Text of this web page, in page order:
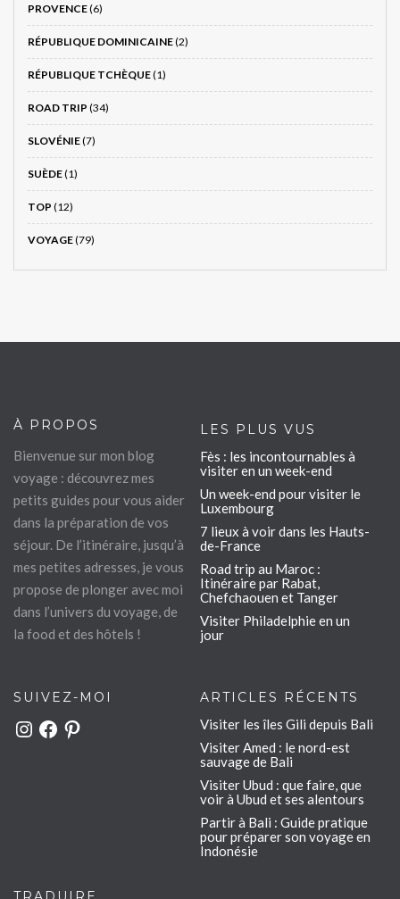
PROVENCE(6)
RÉPUBLIQUE DOMINICAINE(2)
RÉPUBLIQUE TCHÈQUE(1)
ROAD TRIP (34)
SLOVÉNIE(7)
SUÈDE(1)
TOP (12)
VOYAGE(79)
À PROPOS
Bienvenue sur mon blog
voyage : découvrez mes
petits guides pour vous aider
dans la préparation de vos
séjour. De l’itinéraire, jusqu’à
mes petites adresses, je vous
propose de plonger avec moi
dans l’univers du voyage, de
la food et des hôtels !
LES PLUS VUS
Fès : les incontournables à
visiter en un week-end
Un week-end pour visiter le
Luxembourg
7 lieux à voir dans les Hauts-
de-France
Road trip au Maroc :
Itinéraire par Rabat,
Chefchaouen et Tanger
Visiter Philadelphie en un
jour
SUIVEZ-MOI
Instagram
FacebookPinterest
ARTICLES RÉCENTS
Visiter les îles Gili depuis Bali
Visiter Amed : le nord-est
sauvage de Bali
Visiter Ubud : que faire, que
voir à Ubud et ses alentours
Partir à Bali : Guide pratique
pour préparer son voyage en
Indonésie